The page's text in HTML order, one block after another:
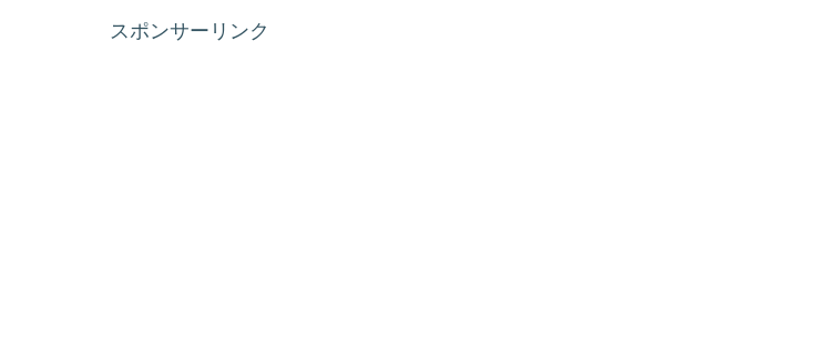
スポンサーリンク